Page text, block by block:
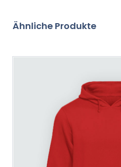
Ähnliche Produkte